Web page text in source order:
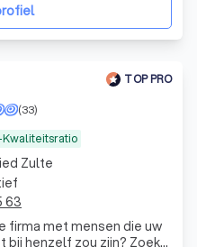
TOP PRO
Kwaliteitsratio
(33)
firma met mensen die uw
bij henzelf zou zijn? Zoek
Zulte
63